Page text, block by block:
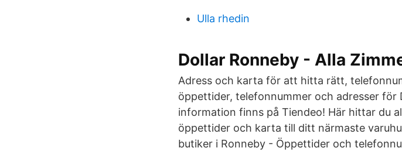
Ulla rhedin
Dollar Ronneby - Alla
Adress och karta för att hitta rätt,
öppettider, telefonnummer och adresser för
information finns på Tiendeo! Här hittar du
öppettider och karta till ditt närmaste
butiker i Ronneby - Öppettider och